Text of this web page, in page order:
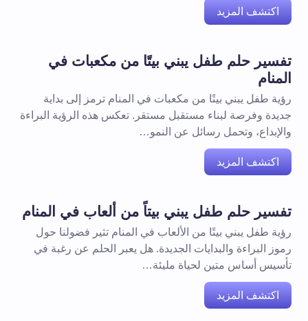
اكتشف المزيد
تفسير حلم طفل يبني بيتًا من مكعبات في
المنام
رؤية طفل يبني بيتًا من مكعبات في المنام ترمز إلى بداية
جديدة وفرصة لبناء مستقبل مستقر. تعكس هذه الرؤية البراءة
والإبداع، وتحمل رسائل عن النمو…
اكتشف المزيد
تفسير حلم طفل يبني بيتاً من ألعاب في المنام
رؤية طفل يبني بيتًا من الألعاب في المنام تثير فضولنا حول
رموز البراءة والبدايات الجديدة. هل يعبر الحلم عن رغبة في
تأسيس أساس متين لحياة مليئة…
اكتشف المزيد